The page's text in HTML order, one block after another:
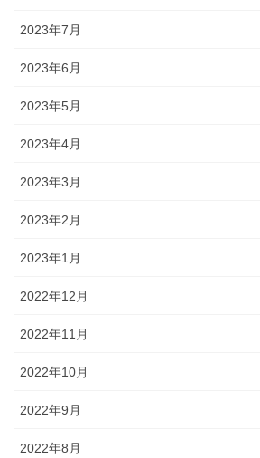
2023年7月
2023年6月
2023年5月
2023年4月
2023年3月
2023年2月
2023年1月
2022年12月
2022年11月
2022年10月
2022年9月
2022年8月